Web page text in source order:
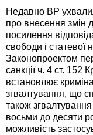
Недавно ВР
про внесення змін
посилення
свободи і статевої
Законопроектом
санкції ч. 4 ст. 152
встановлює
згвалтування, що
також
восьми до десяти
можливість